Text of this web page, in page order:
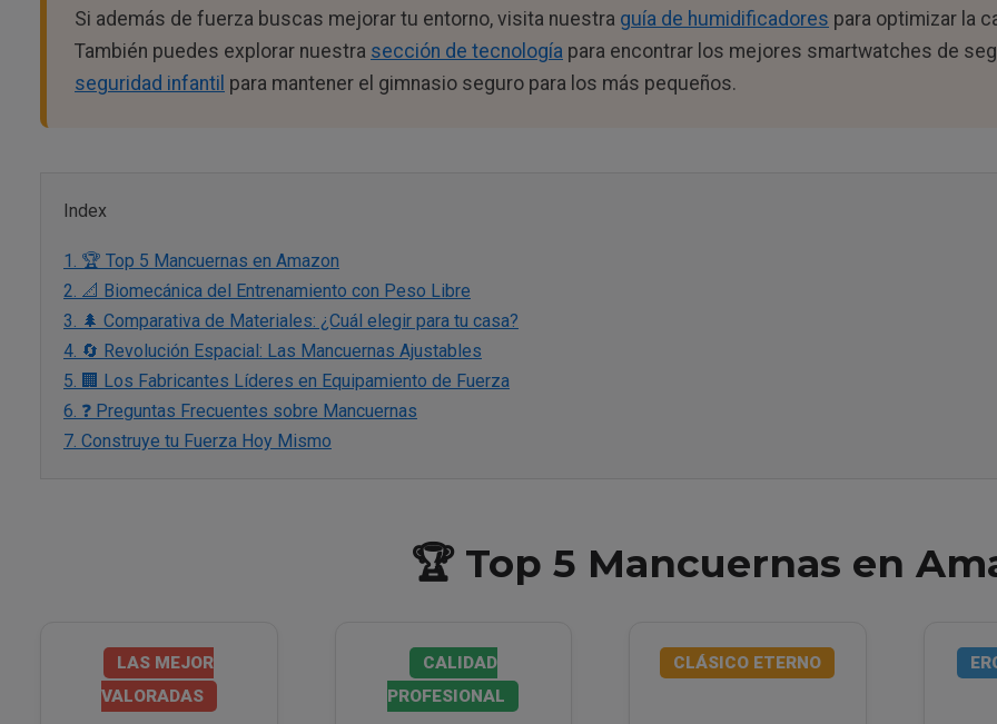
Si además de fuerza buscas mejorar tu entorno, visita nuestra guía de humidificadores para optimizar la
También puedes explorar nuestra sección de tecnología para encontrar los mejores smartwatches de
seguridad infantil para mantener el gimnasio seguro para los más pequeños.
Index
1. 🏆 Top 5 Mancuernas en Amazon
2. 📐 Biomecánica del Entrenamiento con Peso Libre
3. 🌲 Comparativa de Materiales: ¿Cuál elegir para tu casa?
4. 🔄 Revolución Espacial: Las Mancuernas Ajustables
5. 🏢 Los Fabricantes Líderes en Equipamiento de Fuerza
6. ❓ Preguntas Frecuentes sobre Mancuernas
7. Construye tu Fuerza Hoy Mismo
🏆 Top 5 Mancuernas en
LAS MEJOR
VALORADAS
CALIDAD
PROFESIONAL
CLÁSICO ETERNO